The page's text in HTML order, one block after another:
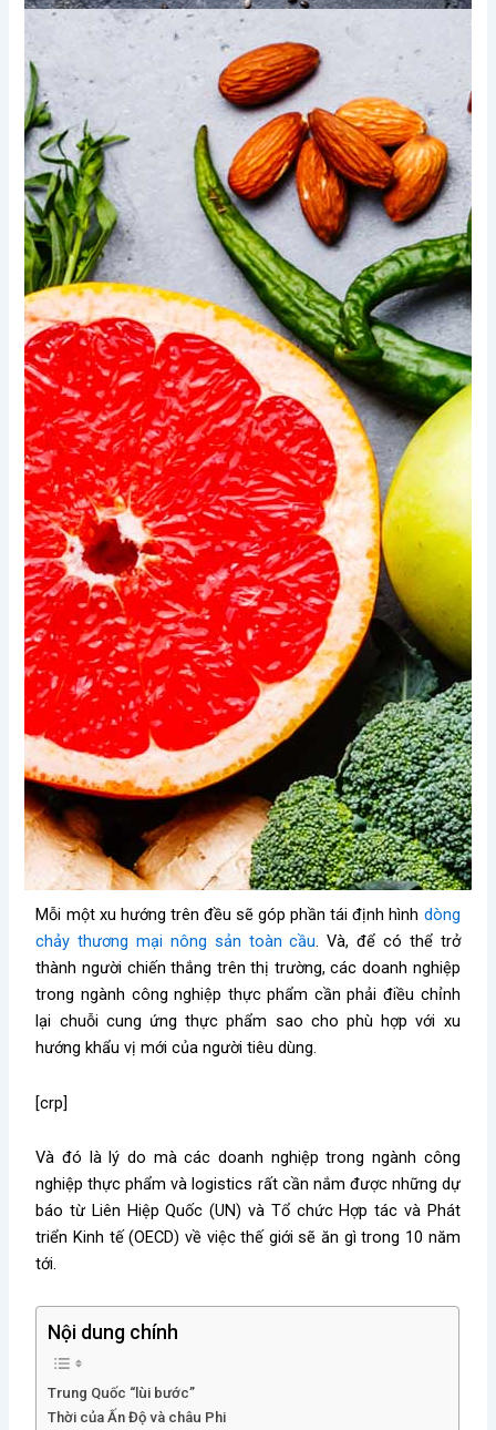
Mỗi một xu hướng trên đều sẽ góp phần tái định hình dòng
chảy thương mại nông sản toàn cầu. Và, để có thể trở
thành người chiến thắng trên thị trường, các doanh nghiệp
trong ngành công nghiệp thực phẩm cần phải điều chỉnh
lại chuỗi cung ứng thực phẩm sao cho phù hợp với xu
hướng khẩu vị mới của người tiêu dùng.
[crp]
Và đó là lý do mà các doanh nghiệp trong ngành công
nghiệp thực phẩm và logistics rất cần nắm được những dự
báo từ Liên Hiệp Quốc (UN) và Tổ chức Hợp tác và Phát
triển Kinh tế (OECD) về việc thế giới sẽ ăn gì trong 10 năm
tới.
Nội dung chính
Trung Quốc “lùi bước”
Thời của Ấn Độ và châu Phi